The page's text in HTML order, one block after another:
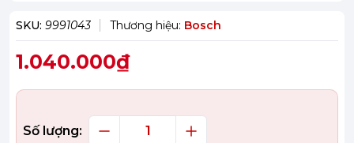
SKU: 9991043 Thương hiệu: Bosch
1.040.000₫
Số lượng: